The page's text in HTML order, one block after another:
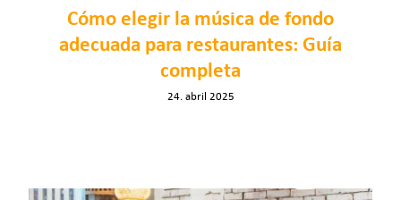
Cómo elegir la música de fondo
adecuada para restaurantes: Guía
completa
24. abril 2025